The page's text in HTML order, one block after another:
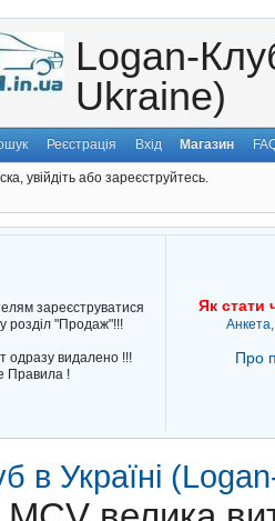
Logan-
Ukraine)
Реєстрація Вхід Магазин
увійдіть або зареєструйтесь.
зареєструватися
у розділ "Продаж"!!!
одразу видалено !!!
Правила !
Як стати
Про
в Україні